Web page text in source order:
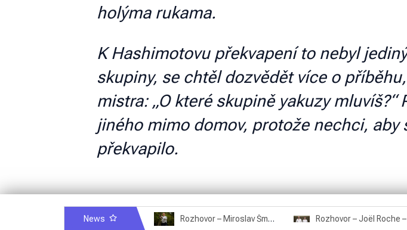
holýma rukama.
K Hashimotovu překvapení to nebyl
skupiny, se chtěl dozvědět více o
mistra: „O které skupině yakuzy
jiného mimo domov, protože nechci,
překvapilo.
News Rozhovor – Miroslav Šmíd – 22.3.2025